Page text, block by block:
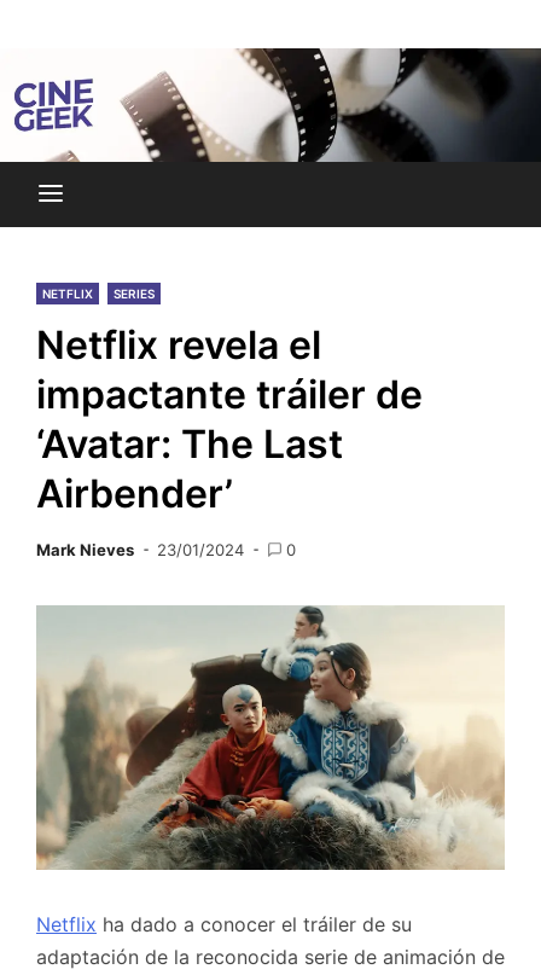
Cine Geek
NETFLIX SERIES
Netflix revela el
impactante tráiler de
‘Avatar: The Last
Airbender’
Mark Nieves 23/01/2024 0
Netflix ha dado a conocer el tráiler de su
adaptación de la reconocida serie de animación de